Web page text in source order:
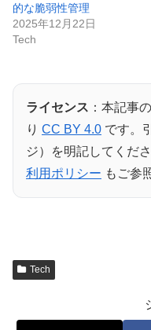
的な脆弱性管理
2025年12月22日
Tech
ライセンス ：本記事
り CC BY 4.0 です。
ジ）を明記してくださ
利用ポリシー もご参
Tech